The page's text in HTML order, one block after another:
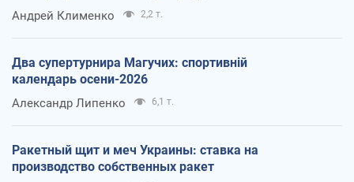
Андрей Клименко 2,2 т.
Два супертурнира Магучих: спортивній
календарь осени-2026
Александр Липенко 6,1 т.
Ракетный щит и меч Украины: ставка на
производство собственных ракет